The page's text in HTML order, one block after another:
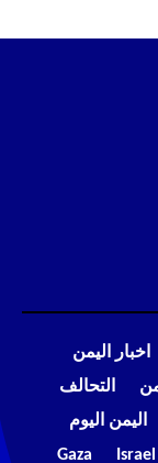
اخبار اليمن
التحالف
اليمن اليوم
Israel
Gaza